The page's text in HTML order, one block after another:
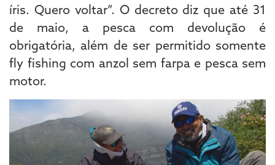
íris. Quero voltar”. O decreto diz que até 31
de maio, a pesca com devolução é
obrigatória, além de ser permitido somente
fly fishing com anzol sem farpa e pesca sem
motor.